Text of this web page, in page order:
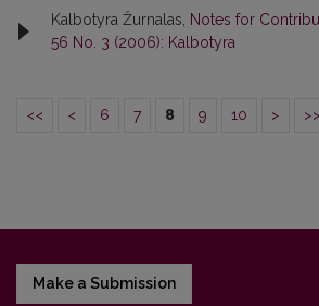
Kalbotyra Žurnalas, Notes for
56 No. 3 (2006): Kalbotyra
<< < 6 7 8 9 10 > >>
Make a Submission